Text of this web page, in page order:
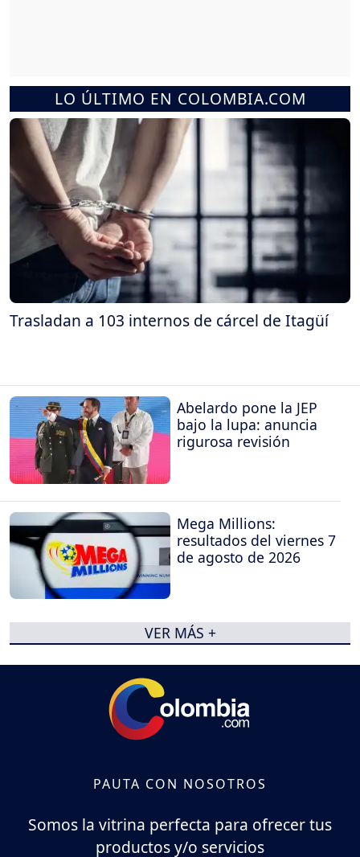
LO ÚLTIMO EN COLOMBIA.COM
Trasladan a 103 internos de cárcel de Itagüí
Abelardo pone la JEP
bajo la lupa: anuncia
rigurosa revisión
Mega Millions:
resultados del viernes 7
de agosto de 2026
VER MÁS +
PAUTA CON NOSOTROS
Somos la vitrina perfecta para ofrecer tus
productos y/o servicios